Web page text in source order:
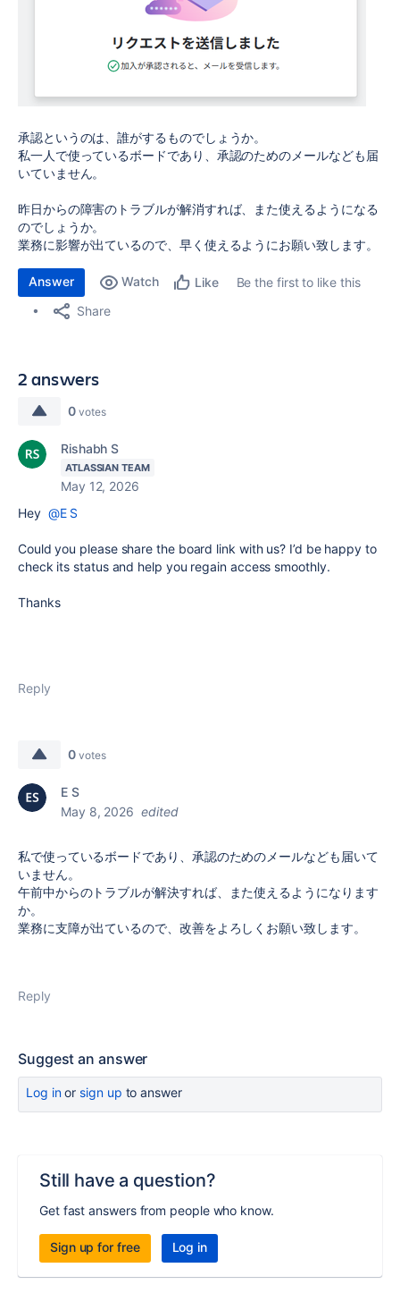
承認というのは、誰がするものでしょうか。
私一人で使っているボードであり、承認のためのメールなども届
いていません。
昨日からの障害のトラブルが解消すれば、また使えるようになる
のでしょうか。
業務に影響が出ているので、早く使えるようにお願い致します。
Answer Watch Like
Be the first to like this
Share
2 answers
0 votes
Rishabh S
ATLASSIAN TEAM
May 12, 2026
Hey @E S
Could you please share the board link with us? I’d be happy to
check its status and help you regain access smoothly.
Thanks
Reply
0 votes
E S
May 8, 2026 edited
私で使っているボードであり、承認のためのメールなども届いて
いません。
午前中からのトラブルが解決すれば、また使えるようになります
か。
業務に支障が出ているので、改善をよろしくお願い致します。
Reply
Suggest an answer
Log inor sign up to answer
Still have a question?
Get fast answers from people who know.
Sign up for free Log in